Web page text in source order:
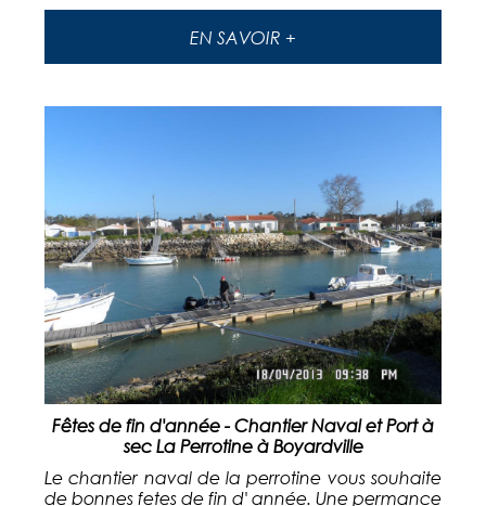
EN SAVOIR +
Fêtes de fin d'année - Chantier Naval et Port à
sec La Perrotine à Boyardville
Le chantier naval de la perrotine vous souhaite
de bonnes fetes de fin d' année. Une permance